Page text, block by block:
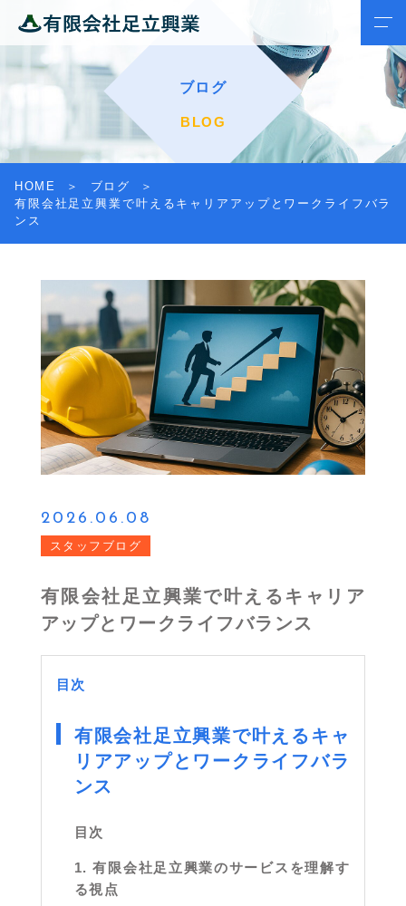
ブログ
BLOG
HOME
ブログ
有限会社足立興業で叶えるキャリアアップとワークライフバラ
ンス
2026.06.08
スタッフブログ
有限会社足立興業で叶えるキャリア
アップとワークライフバランス
目次
有限会社足立興業で叶えるキャ
リアアップとワークライフバラ
ンス
目次
1. 有限会社足立興業のサービスを理解す
る視点